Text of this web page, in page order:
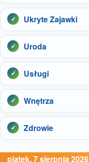
Ukryte Zajawki
Uroda
Usługi
Wnętrza
Zdrowie
piątek, 7 sierpnia 2026